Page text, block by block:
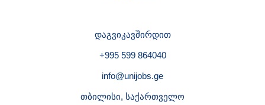
დაგვიკავშირდით
+995 599 864040
info@unijobs.ge
თბილისი, საქართველო